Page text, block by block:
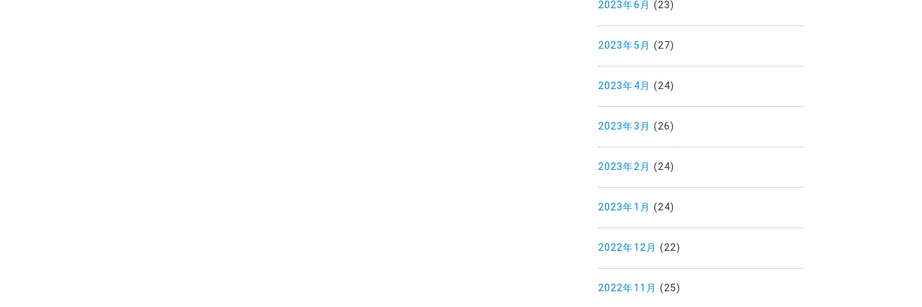
2023年6月 (23)
2023年5月 (27)
2023年4月 (24)
2023年3月 (26)
2023年2月 (24)
2023年1月 (24)
2022年12月 (22)
2022年11月 (25)